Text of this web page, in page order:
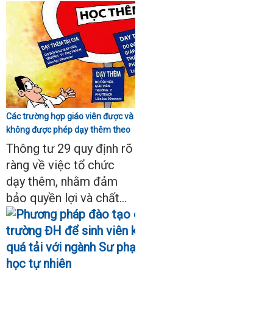
Các trường hợp giáo viên được và
không được phép dạy thêm theo
Thông tư 29
Thông tư 29 quy định rõ
ràng về việc tổ chức
dạy thêm, nhằm đảm
bảo quyền lợi và chất...